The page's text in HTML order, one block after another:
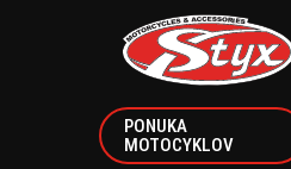
Styx.sk
PONUKA
MOTOCYKLOV